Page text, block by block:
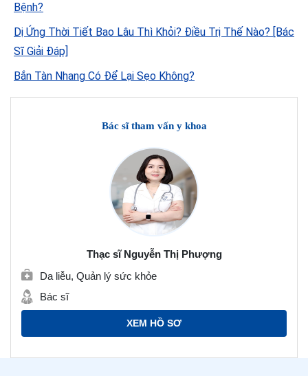
Bệnh?
Dị Ứng Thời Tiết Bao Lâu Thì Khỏi? Điều Trị Thế Nào? [Bác
Sĩ Giải Đáp]
Bắn Tàn Nhang Có Để Lại Sẹo Không?
Bác sĩ tham vấn y khoa
Thạc sĩ Nguyễn Thị Phượng
Da liễu, Quản lý sức khỏe
Bác sĩ
XEM HỒ SƠ